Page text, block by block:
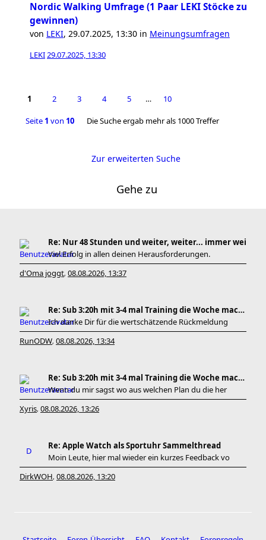
Nordic Walking Umfrage (1 Paar LEKI Stöcke zu
gewinnen)
von LEKI, 29.07.2025, 13:30 in Meinungsumfragen
LEKI29.07.2025, 13:30
1 2 3 4 5 … 10
Seite 1 von 10 Die Suche ergab mehr als 1000 Treffer
Zur erweiterten Suche
Gehe zu
Re: Nur 48 Stunden und weiter, weiter... immer wei
Viel Erfolg in allen deinen Herausforderungen.
d'Oma joggt, 08.08.2026, 13:37
Re: Sub 3:20h mit 3-4 mal Training die Woche machb
Ich danke Dir für die wertschätzende Rückmeldung
RunODW, 08.08.2026, 13:34
Re: Sub 3:20h mit 3-4 mal Training die Woche machb
Wenn du mir sagst wo aus welchen Plan du die her
Xyris, 08.08.2026, 13:26
Re: Apple Watch als Sportuhr Sammelthread
Moin Leute, hier mal wieder ein kurzes Feedback vo
DirkWOH, 08.08.2026, 13:20